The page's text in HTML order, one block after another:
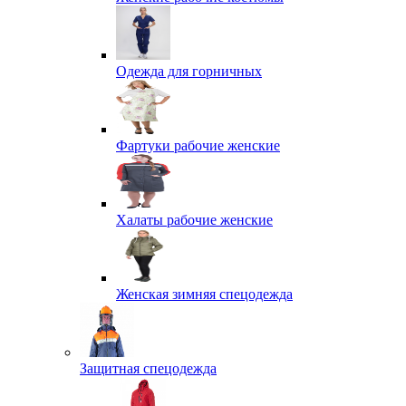
Одежда для горничных
Фартуки рабочие женские
Халаты рабочие женские
Женская зимняя спецодежда
Защитная спецодежда